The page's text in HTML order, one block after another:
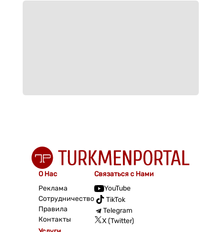
О Нас
Реклама
Сотрудничество
Правила
Контакты
Связаться с Нами
YouTube
TikTok
Telegram
X (Twitter)